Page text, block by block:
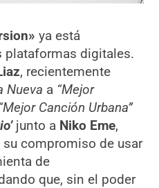
ya está
plataformas digitales.
, recientemente
Nueva a “Mejor
Canción Urbana”
junto a Niko Eme,
compromiso de usar
de
que, sin el poder